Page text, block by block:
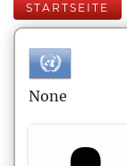
STARTSEITE
None